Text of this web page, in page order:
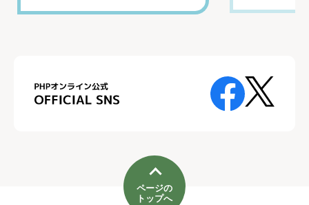
ページの
トップへ